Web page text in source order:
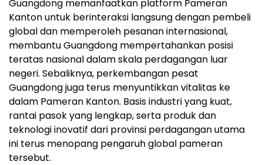
Guangdong memanfaatkan platform Pameran
Kanton untuk berinteraksi langsung dengan pembeli
global dan memperoleh pesanan internasional,
membantu Guangdong mempertahankan posisi
teratas nasional dalam skala perdagangan luar
negeri. Sebaliknya, perkembangan pesat
Guangdong juga terus menyuntikkan vitalitas ke
dalam Pameran Kanton. Basis industri yang kuat,
rantai pasok yang lengkap, serta produk dan
teknologi inovatif dari provinsi perdagangan utama
ini terus menopang pengaruh global pameran
tersebut.